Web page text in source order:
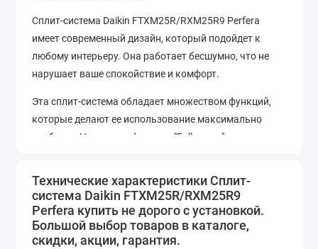
Сплит-система Daikin FTXM25R/RXM25R9 Perfera
имеет современный дизайн, который подойдет к
любому интерьеру. Она работает бесшумно, что не
нарушает ваше спокойствие и комфорт.
Эта сплит-система обладает множеством функций,
которые делают ее использование максимально
удобным. Например, функция "Follow me" позволяет
управления. А функция "Econo" позволяет снизить
расход электроэнергии во время работы системы.
Сплит-система Daikin FTXM25R/RXM25R9 Perfera - это
Технические характеристики Cплит-
система Daikin FTXM25R/RXM25R9
Perfera купить не дорого с установкой.
Большой выбор товаров в каталоге,
скидки, акции, гарантия.